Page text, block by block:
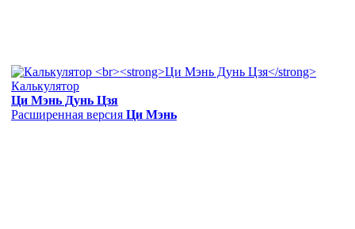
Калькулятор
Ци Мэнь Дунь Цзя
Расширенная версия Ци Мэнь